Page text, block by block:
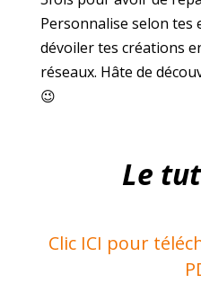
Personnalise selon tes
dévoiler tes créations
réseaux. Hâte de
😉
Le
Clic ICI pour